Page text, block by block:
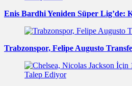
Enis Bardhi Yeniden Süper Lig’de:
Trabzonspor, Felipe Augusto